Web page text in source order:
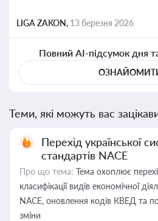
LIGA ZAKON, 13 березня 2026
Повний AI-підсумок дня
Теми, які можуть вас
Перехід української
стандартів NACE
Про що тема: Тема охоплює
класифікації видів економічної
NACE, оновлення кодів КВЕД та
зміни